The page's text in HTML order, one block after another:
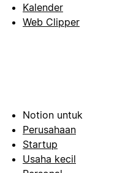
Kalender
Web Clipper
Notion untuk
Perusahaan
Startup
Usaha kecil